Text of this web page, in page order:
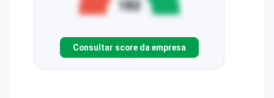
Consultar score da empresa